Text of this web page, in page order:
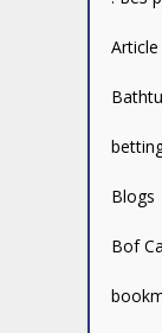
Article
Blogs
Bof